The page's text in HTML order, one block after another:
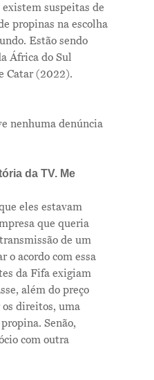
suspeitas de
propinas na escolha
Estão sendo
África do Sul
Catar (2022).
nenhuma denúncia
da TV. Me
eles estavam
que queria
de um
o acordo com essa
da Fifa exigiam
além do preço
direitos, uma
Senão,
com outra